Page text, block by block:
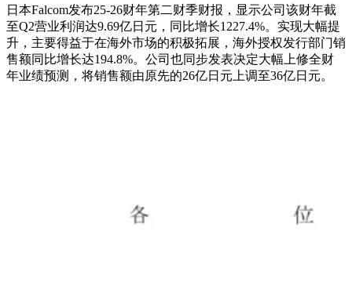
日本Falcom发布25-26财年第二财季财报，显示公司该财年截
至Q2营业利润达9.69亿日元，同比增长1227.4%。实现大幅提
升，主要得益于在海外市场的积极拓展，海外授权发行部门销
售额同比增长达194.8%。公司也同步发表决定大幅上修全财
年业绩预测，将销售额由原先的26亿日元上调至36亿日元。